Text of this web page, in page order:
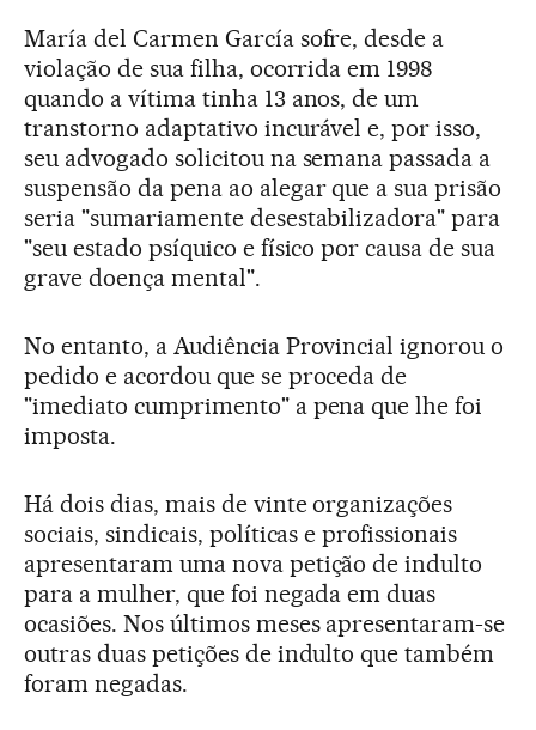
María del Carmen García sofre, desde a
violação de sua filha, ocorrida em 1998
quando a vítima tinha 13 anos, de um
transtorno adaptativo incurável e, por isso,
seu advogado solicitou na semana passada a
suspensão da pena ao alegar que a sua prisão
seria "sumariamente desestabilizadora" para
"seu estado psíquico e físico por causa de sua
grave doença mental".
No entanto, a Audiência Provincial ignorou o
pedido e acordou que se proceda de
"imediato cumprimento" a pena que lhe foi
imposta.
Há dois dias, mais de vinte organizações
sociais, sindicais, políticas e profissionais
apresentaram uma nova petição de indulto
para a mulher, que foi negada em duas
ocasiões. Nos últimos meses apresentaram-se
outras duas petições de indulto que também
foram negadas.